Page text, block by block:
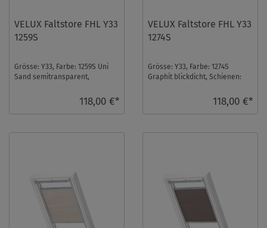
VELUX Faltstore FHL Y33
1259S
Grösse: Y33, Farbe: 1259S Uni
Sand semitransparent,
118,00 €*
VELUX Faltstore FHL Y33
1274S
Grösse: Y33, Farbe: 1274S
Graphit blickdicht, Schienen:
118,00 €*